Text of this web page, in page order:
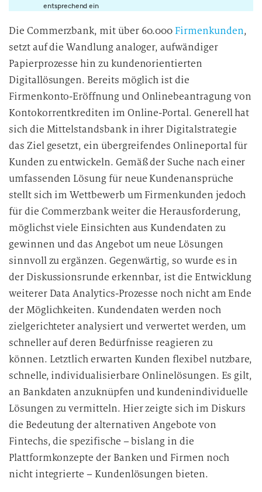
i
l
l
i
g
i
n
d
i
e
D
a
e
n
v
e
r
a
r
i
t
u
n
g
entsprechend ein
Die Commerzbank, mit über 60.000Firmenkunden,
setzt auf die Wandlung analoger, aufwändiger
Papierprozesse hin zu kundenorientierten
Digitallösungen. Bereits möglich ist die
Firmenkonto-Eröffnung und Onlinebeantragung von
Kontokorrentkrediten im Online-Portal. Generell hat
sich die Mittelstandsbank in ihrer Digitalstrategie
das Ziel gesetzt, ein übergreifendes Onlineportal für
Kunden zu entwickeln. Gemäß der Suche nach einer
umfassenden Lösung für neue Kundenansprüche
stellt sich im Wettbewerb um Firmenkunden jedoch
für die Commerzbank weiter die Herausforderung,
möglichst viele Einsichten aus Kundendaten zu
gewinnen und das Angebot um neue Lösungen
sinnvoll zu ergänzen. Gegenwärtig, so wurde es in
der Diskussionsrunde erkennbar, ist die Entwicklung
weiterer Data Analytics-Prozesse noch nicht am Ende
der Möglichkeiten. Kundendaten werden noch
zielgerichteter analysiert und verwertet werden, um
schneller auf deren Bedürfnisse reagieren zu
können. Letztlich erwarten Kunden flexibel nutzbare,
schnelle, individualisierbare Onlinelösungen. Es gilt,
an Bankdaten anzuknüpfen und kundenindividuelle
Lösungen zu vermitteln. Hier zeigte sich im Diskurs
die Bedeutung der alternativen Angebote von
Fintechs, die spezifische – bislang in die
Plattformkonzepte der Banken und Firmen noch
nicht integrierte – Kundenlösungen bieten.